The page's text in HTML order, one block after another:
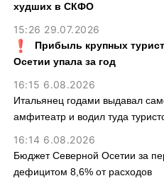
худших в СКФО
15:26 29.07.2026
Прибыль крупных
Осетии упала за год
16:15 6.08.2026
Итальянец годами выдавал
амфитеатр и водил туда
16:14 6.08.2026
Бюджет Северной Осетии за
дефицитом 8,6% от расходов